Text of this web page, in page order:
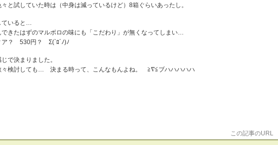
と試していた時は（中身は減っているけど）8箱ぐらいあったし。
ていると…
できたはずのマルボロの味にも「こだわり」が無くなってしまい…
ア？ 530円？ Σ(`ﾛ´ﾉ)ﾉ
で決まりました。
々検討しても… 決まる時って、こんなもんよね。 ≧∇≦ブハハハハハ
この記事のURL